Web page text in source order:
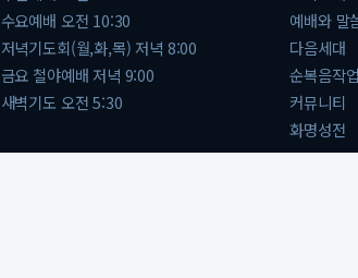
수요예배 오전 10:30
저녁기도회(월,화,목) 저녁 8:00
금요 철야예배 저녁 9:00
새벽기도 오전 5:30
예배와 말
다음세대
순복음작
커뮤니티
화명성전